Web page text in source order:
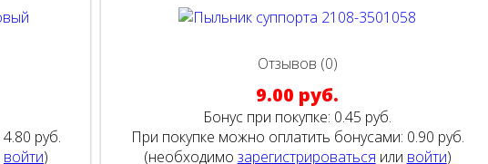
4.80 руб.
войти)
Отзывов (0)
9.00 руб.
Бонус при покупке: 0.45 руб.
При покупке можно оплатить бонусами: 0.90 руб.
(необходимо зарегистрироваться или войти)